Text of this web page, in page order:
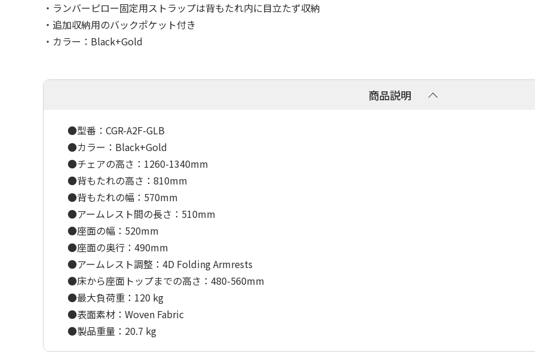
・ランバーピロー固定用ストラップは背もたれ内に目立たず収納
・追加収納用のバックポケット付き
・カラー：Black+Gold
商品説明
●型番：CGR-A2F-GLB
●カラー：Black+Gold
●チェアの高さ：1260-1340mm
●背もたれの高さ：810mm
●背もたれの幅：570mm
●アームレスト間の長さ：510mm
●座面の幅：520mm
●座面の奥行：490mm
●アームレスト調整：4D Folding Armrests
●床から座面トップまでの高さ：480-560mm
●最大負荷重：120 kg
●表面素材：Woven Fabric
●製品重量：20.7 kg